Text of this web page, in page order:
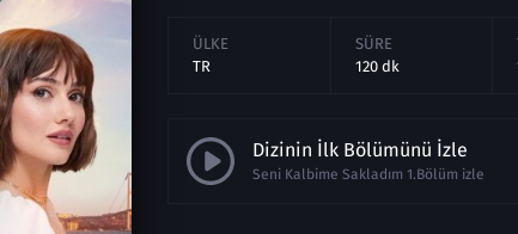
ÜLKE
TR
SÜRE
120 dk
Dizinin İlk Bölümünü İzle
Seni Kalbime Sakladım 1.Bölüm izle